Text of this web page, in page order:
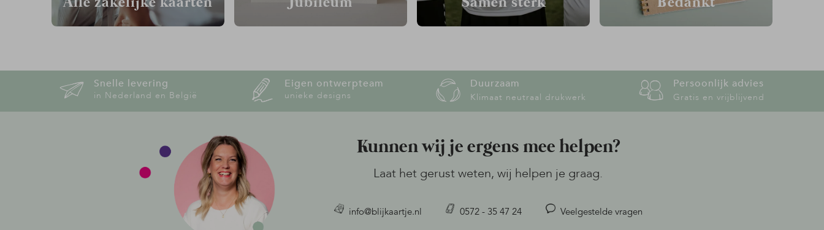
Snelle levering
in Nederland en België
Eigen ontwerpteam
unieke designs
Duurzaam
Klimaat neutraal drukwerk
Persoonlijk advies
Gratis en vrijblijvend
Kunnen wij je ergens mee helpen?
Laat het gerust weten, wij helpen je graag.
info@blijkaartje.nl 0572 - 35 47 24 Veelgestelde vragen